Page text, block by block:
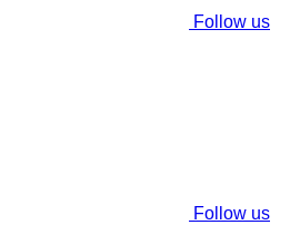
Follow us
Follow us